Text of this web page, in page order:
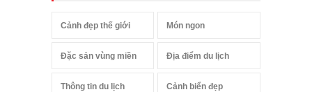
Cảnh đẹp thế giới Món ngon
Đặc sản vùng miền Địa điểm du lịch
Thông tin du lịch Cảnh biển đẹp